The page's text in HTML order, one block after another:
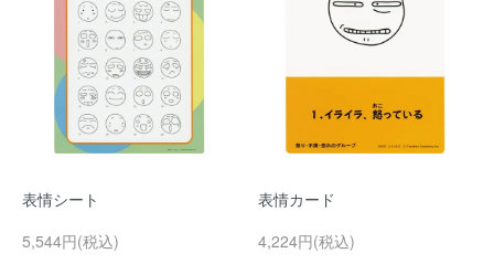
表情シート
5,544円(税込)
表情カード
4,224円(税込)